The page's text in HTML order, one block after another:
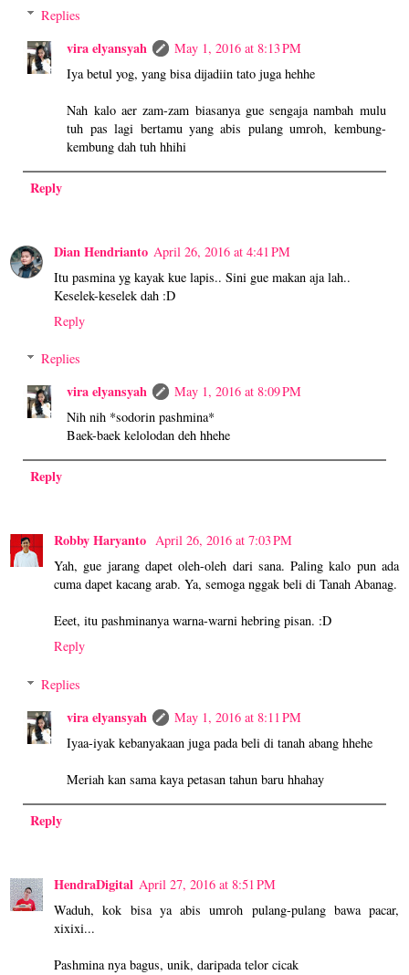
Replies
vira elyansyah
May 1, 2016 at 8:13 PM
Iya betul yog, yang bisa dijadiin tato juga hehhe
Nah kalo aer zam-zam biasanya gue sengaja nambah mulu
tuh pas lagi bertamu yang abis pulang umroh, kembung-
kembung dah tuh hhihi
Reply
Dian Hendrianto April 26, 2016 at 4:41 PM
Itu pasmina yg kayak kue lapis.. Sini gue makan aja lah..
Keselek-keselek dah :D
Reply
Replies
vira elyansyah
May 1, 2016 at 8:09 PM
Nih nih *sodorin pashmina*
Baek-baek kelolodan deh hhehe
Reply
Robby Haryanto April 26, 2016 at 7:03 PM
Yah, gue jarang dapet oleh-oleh dari sana. Paling kalo pun ada
cuma dapet kacang arab. Ya, semoga nggak beli di Tanah Abanag.
Eeet, itu pashminanya warna-warni hebring pisan. :D
Reply
Replies
vira elyansyah
May 1, 2016 at 8:11 PM
Iyaa-iyak kebanyakaan juga pada beli di tanah abang hhehe
Meriah kan sama kaya petasan tahun baru hhahay
Reply
HendraDigital April 27, 2016 at 8:51 PM
Waduh, kok bisa ya abis umroh pulang-pulang bawa pacar,
xixixi...
Pashmina nya bagus, unik, daripada telor cicak